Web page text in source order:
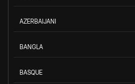
AZERBAIJANI
BANGLA
BASQUE